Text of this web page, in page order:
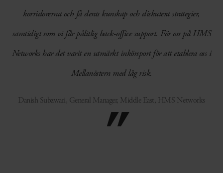
korridorerna och få deras kunskap och diskutera strategier,
samtidigt som vi får pålitlig back-office support. För oss på HMS
Networks har det varit en utmärkt inkörsport för att etablera oss i
Mellanöstern med låg risk.
Danish Subzwari, General Manager, Middle East, HMS Networks